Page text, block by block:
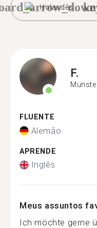
Holandês
F.
FLUENTE
Alemão
APRENDE
Inglês
Meus assuntos
Ich möchte gerne